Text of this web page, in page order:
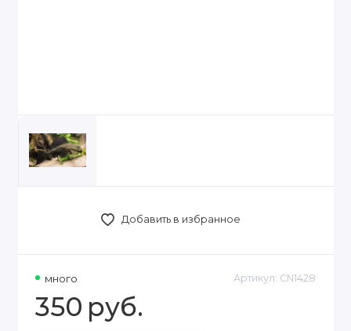
Добавить в избранное
много Артикул: CN1428
350 руб.